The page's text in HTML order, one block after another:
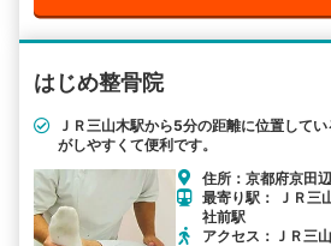
はじめ整骨院
ＪＲ三山木駅から5分の距離に位置して
がしやすくて便利です。
住所：京都府京田
最寄り駅： ＪＲ三
社前駅
アクセス：ＪＲ三